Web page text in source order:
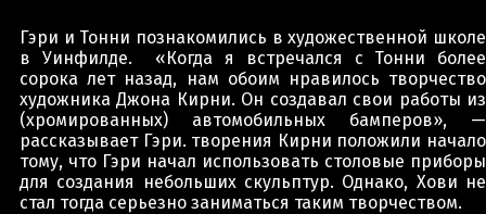
Гэри и Тонни познакомились в художественной школе
в Уинфилде. «Когда я встречался с Тонни более
сорока лет назад, нам обоим нравилось творчество
художника Джона Кирни. Он создавал свои работы из
(хромированных) автомобильных бамперов», —
рассказывает Гэри. творения Кирни положили начало
тому, что Гэри начал использовать столовые приборы
для создания небольших скульптур. Однако, Хови не
стал тогда серьезно заниматься таким творчеством.